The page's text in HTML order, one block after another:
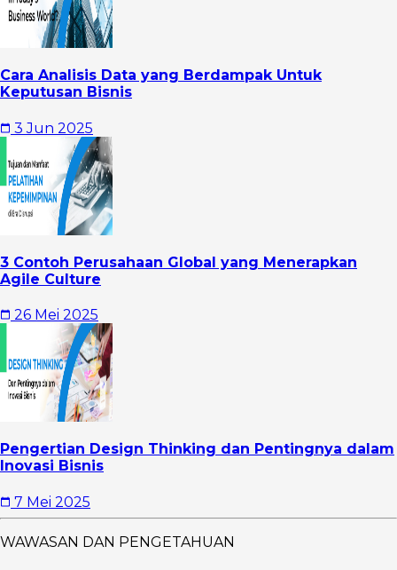
Cara Analisis Data yang Berdampak Untuk
Keputusan Bisnis
3 Jun 2025
3 Contoh Perusahaan Global yang Menerapkan
Agile Culture
26 Mei 2025
Pengertian Design Thinking dan Pentingnya dalam
Inovasi Bisnis
7 Mei 2025
WAWASAN DAN PENGETAHUAN